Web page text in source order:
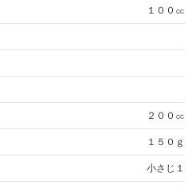
１００㏄
２００㏄
１５０ｇ
小さじ１